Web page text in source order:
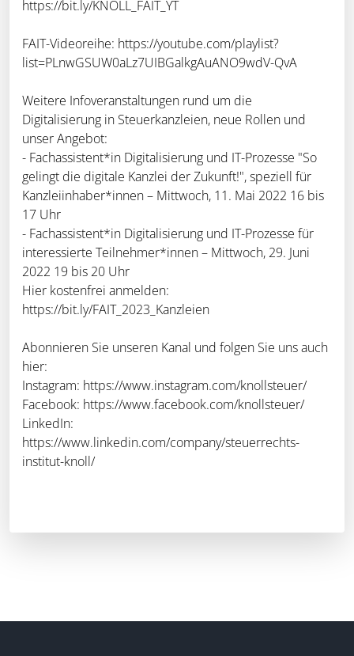
https://bit.ly/KNOLL_FAIT_YT
FAIT-Videoreihe: https://youtube.com/playlist?
list=PLnwGSUW0aLz7UIBGalkgAuANO9wdV-QvA
Weitere Infoveranstaltungen rund um die
Digitalisierung in Steuerkanzleien, neue Rollen und
unser Angebot:
- Fachassistent*in Digitalisierung und IT-Prozesse "So
gelingt die digitale Kanzlei der Zukunft!", speziell für
Kanzleiinhaber*innen – Mittwoch, 11. Mai 2022 16 bis
17 Uhr
- Fachassistent*in Digitalisierung und IT-Prozesse für
interessierte Teilnehmer*innen – Mittwoch, 29. Juni
2022 19 bis 20 Uhr
Hier kostenfrei anmelden:
https://bit.ly/FAIT_2023_Kanzleien
Abonnieren Sie unseren Kanal und folgen Sie uns auch
hier:
Instagram: https://www.instagram.com/knollsteuer/
Facebook: https://www.facebook.com/knollsteuer/
LinkedIn:
https://www.linkedin.com/company/steuerrechts-
institut-knoll/